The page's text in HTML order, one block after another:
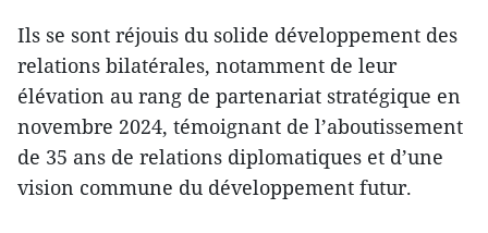
Ils se sont réjouis du solide développement des
relations bilatérales, notamment de leur
élévation au rang de partenariat stratégique en
novembre 2024, témoignant de l’aboutissement
de 35 ans de relations diplomatiques et d’une
vision commune du développement futur.